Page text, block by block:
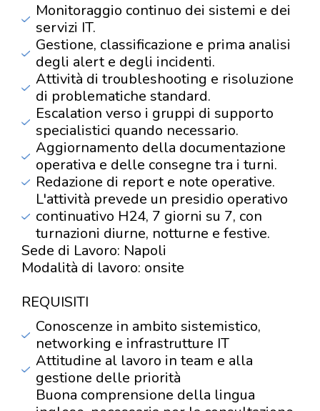
Monitoraggio continuo dei sistemi e dei
servizi IT.
Gestione, classificazione e prima analisi
degli alert e degli incidenti.
Attività di troubleshooting e risoluzione
di problematiche standard.
Escalation verso i gruppi di supporto
specialistici quando necessario.
Aggiornamento della documentazione
operativa e delle consegne tra i turni.
Redazione di report e note operative.
L'attività prevede un presidio operativo
continuativo H24, 7 giorni su 7, con
turnazioni diurne, notturne e festive.
Sede di Lavoro: Napoli
Modalità di lavoro: onsite
REQUISITI
Conoscenze in ambito sistemistico,
networking e infrastrutture IT
Attitudine al lavoro in team e alla
gestione delle priorità
Buona comprensione della lingua